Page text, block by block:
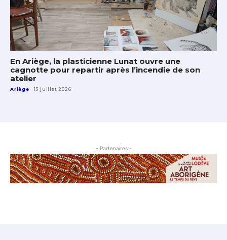
En Ariège, la plasticienne Lunat ouvre une
cagnotte pour repartir après l’incendie de son
atelier
Ariège 13 juillet 2026
- Partenaires -